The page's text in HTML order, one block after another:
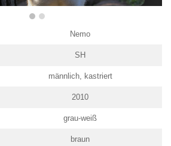
Nemo
SH
männlich, kastriert
2010
grau-weiß
braun